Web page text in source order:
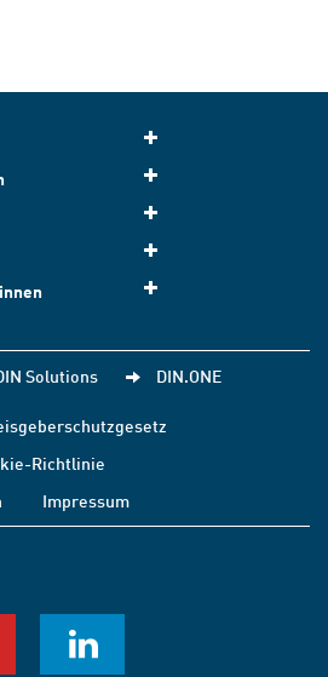
Solutions DIN.ONE
Richtlinie
Impressum